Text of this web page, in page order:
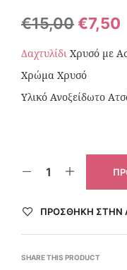
€15,00 €7,50
Δαχτυλίδι Χρυσό με
Χρώμα Χρυσό
Υλικό Ανοξείδωτο
ΠΡΌΣΘΉΚΗ ΣΤΗΝ
SHARE THIS PRODUCT